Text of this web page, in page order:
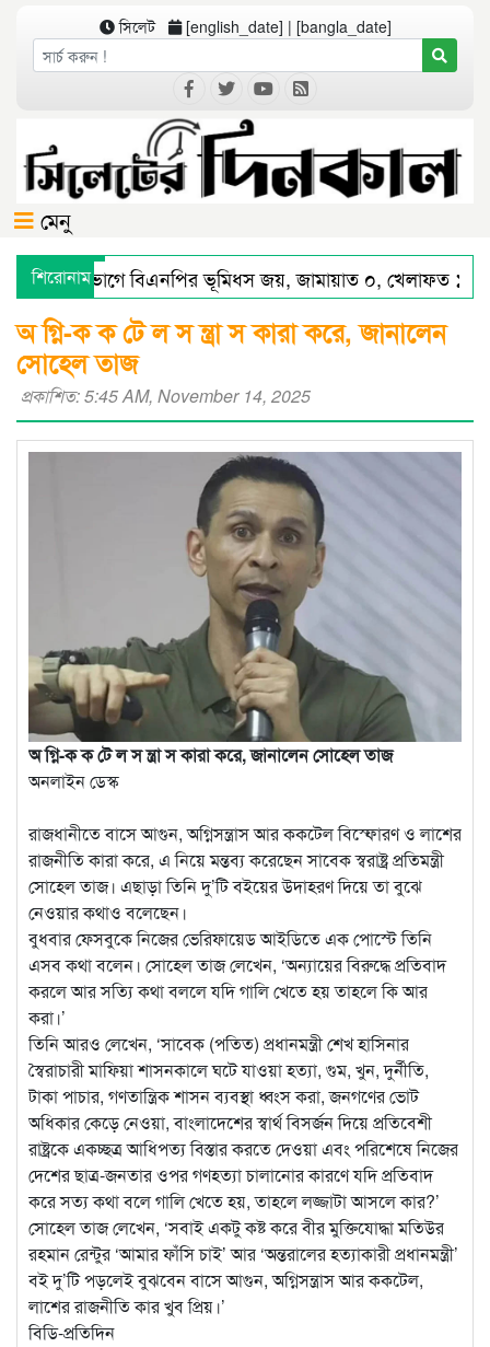
সিলেট [english_date] | [bangla_date]
মেনু
শিরোনাম
সিলেট বিভাগে বিএনপির ভূমিধস জয়, জামায়াত ০, খেলাফত ১
সিলেটে স্মার্ট পুলিশিংয়ে আইন-শৃঙ্খলায় স্বস্তি : শ’ত দিনে
অ গ্নি-ক ক টে ল স ন্ত্রা স কারা করে, জানালেন
সোহেল তাজ
প্রকাশিত: 5:45 AM, November 14, 2025
অ গ্নি-ক ক টে ল স ন্ত্রা স কারা করে, জানালেন সোহেল তাজ
অনলাইন ডেস্ক
রাজধানীতে বাসে আগুন, অগ্নিসন্ত্রাস আর ককটেল বিস্ফোরণ ও লাশের
রাজনীতি কারা করে, এ নিয়ে মন্তব্য করেছেন সাবেক স্বরাষ্ট্র প্রতিমন্ত্রী
সোহেল তাজ। এছাড়া তিনি দু’টি বইয়ের উদাহরণ দিয়ে তা বুঝে
নেওয়ার কথাও বলেছেন।
বুধবার ফেসবুকে নিজের ভেরিফায়েড আইডিতে এক পোস্টে তিনি
এসব কথা বলেন। সোহেল তাজ লেখেন, ‘অন্যায়ের বিরুদ্ধে প্রতিবাদ
করলে আর সত্যি কথা বললে যদি গালি খেতে হয় তাহলে কি আর
করা।’
তিনি আরও লেখেন, ‘সাবেক (পতিত) প্রধানমন্ত্রী শেখ হাসিনার
স্বৈরাচারী মাফিয়া শাসনকালে ঘটে যাওয়া হত্যা, গুম, খুন, দুর্নীতি,
টাকা পাচার, গণতান্ত্রিক শাসন ব্যবস্থা ধ্বংস করা, জনগণের ভোট
অধিকার কেড়ে নেওয়া, বাংলাদেশের স্বার্থ বিসর্জন দিয়ে প্রতিবেশী
রাষ্ট্রকে একচ্ছত্র আধিপত্য বিস্তার করতে দেওয়া এবং পরিশেষে নিজের
দেশের ছাত্র-জনতার ওপর গণহত্যা চালানোর কারণে যদি প্রতিবাদ
করে সত্য কথা বলে গালি খেতে হয়, তাহলে লজ্জাটা আসলে কার?’
সোহেল তাজ লেখেন, ‘সবাই একটু কষ্ট করে বীর মুক্তিযোদ্ধা মতিউর
রহমান রেন্টুর ‘আমার ফাঁসি চাই’ আর ‘অন্তরালের হত্যাকারী প্রধানমন্ত্রী’
বই দু’টি পড়লেই বুঝবেন বাসে আগুন, অগ্নিসন্ত্রাস আর ককটেল,
লাশের রাজনীতি কার খুব প্রিয়।’
বিডি-প্রতিদিন